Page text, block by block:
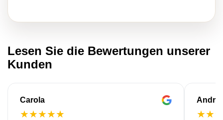
Lesen Sie die Bewertungen unserer
Kunden
Carola
★★★★★ ★★